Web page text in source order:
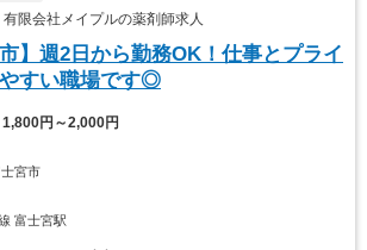
限会社メイプルの薬剤師求人
】週2日から勤務OK！仕事とプライ
すい職場です◎
1,800円～2,000円
宮市
富士宮駅